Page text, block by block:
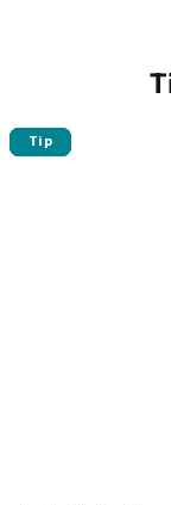
Tip
Tip
Tip